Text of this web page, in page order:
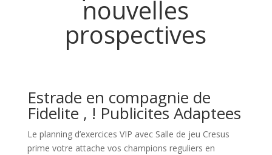
nouvelles
prospectives
Estrade en compagnie de
Fidelite , ! Publicites Adaptees
Le planning d’exercices VIP avec Salle de jeu Cresus
prime votre attache vos champions reguliers en